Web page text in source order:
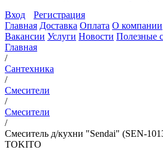
Вход
Регистрация
Главная Доставка Оплата О компании
Вакансии Услуги Новости Полезные
Главная
/
Сантехника
/
Смесители
/
Смесители
/
Смеситель д/кухни "Sendai" (SEN-
TOKITO